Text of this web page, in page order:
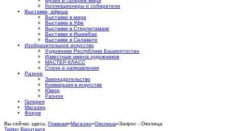
Коллекционеры и собиратели
Выставки, афиша
Выставки в мире
Выставки в Уфе
Выставки в Стерлитамаке
Выставки в Ишимбае
Выставки в Салавате
Изобразительное искусство
Художники Республики Башкортостан
Известные имена художников
МАСТЕР-КЛАСС
Стили и направления
Разное
Законодательство
Коммерция в искусстве
Юмор
Разное
Галерея
Магазин
Форум
Вы сейчас здесь: Главная»Магазин»Околица»Запрос - Околица
Twitter Вконтакте